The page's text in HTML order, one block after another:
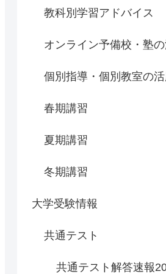
教科別学習アドバイス
オンライン予備校・塾
個別指導・個別教室の
春期講習
夏期講習
冬期講習
大学受験情報
共通テスト
共通テスト解答速報